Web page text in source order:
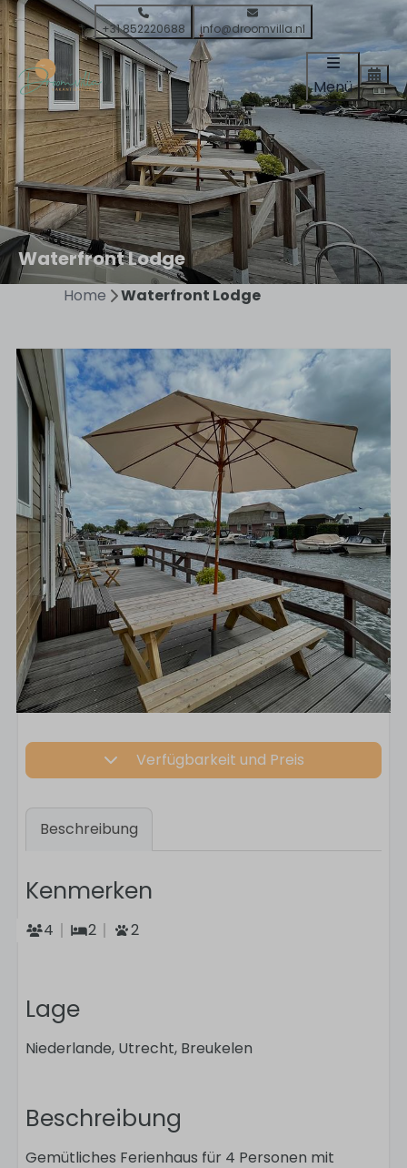
+31 852220688 info@droomvilla.nl
Menü
Waterfront Lodge
Home Waterfront Lodge
Verfügbarkeit und Preis
Beschreibung
Kenmerken
4 2 2
Lage
Niederlande, Utrecht, Breukelen
Beschreibung
Gemütliches Ferienhaus für 4 Personen mit